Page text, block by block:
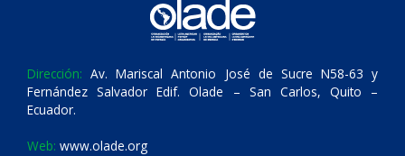
Dirección: Av. Mariscal Antonio José de Sucre N58-63 y
Fernández Salvador Edif. Olade – San Carlos, Quito –
Ecuador.
Web: www.olade.org